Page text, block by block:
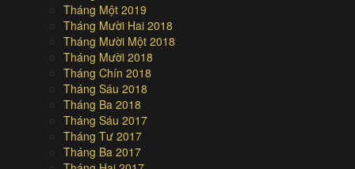
Tháng Một 2019
Tháng Mười Hai 2018
Tháng Mười Một 2018
Tháng Mười 2018
Tháng Chín 2018
Tháng Sáu 2018
Tháng Ba 2018
Tháng Sáu 2017
Tháng Tư 2017
Tháng Ba 2017